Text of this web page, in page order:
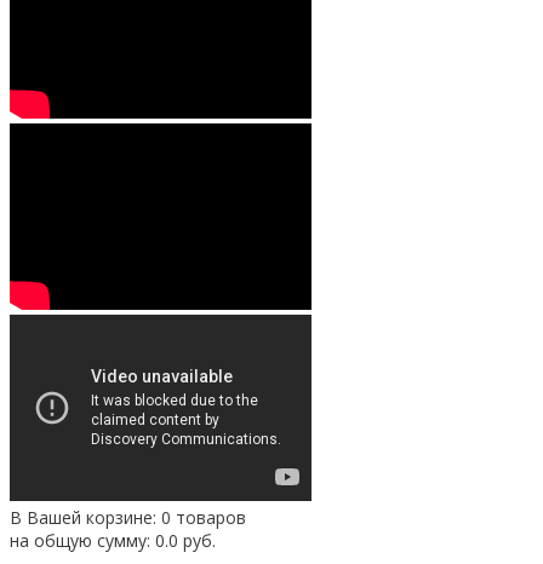
В Вашей корзине: 0 товаров
на общую сумму: 0.0 руб.